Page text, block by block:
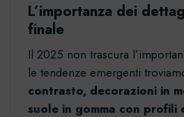
L’importanza dei
finale
Il 2025 non trascura
le tendenze emergenti
contrasto, decorazioni in
suole in gomma con profili